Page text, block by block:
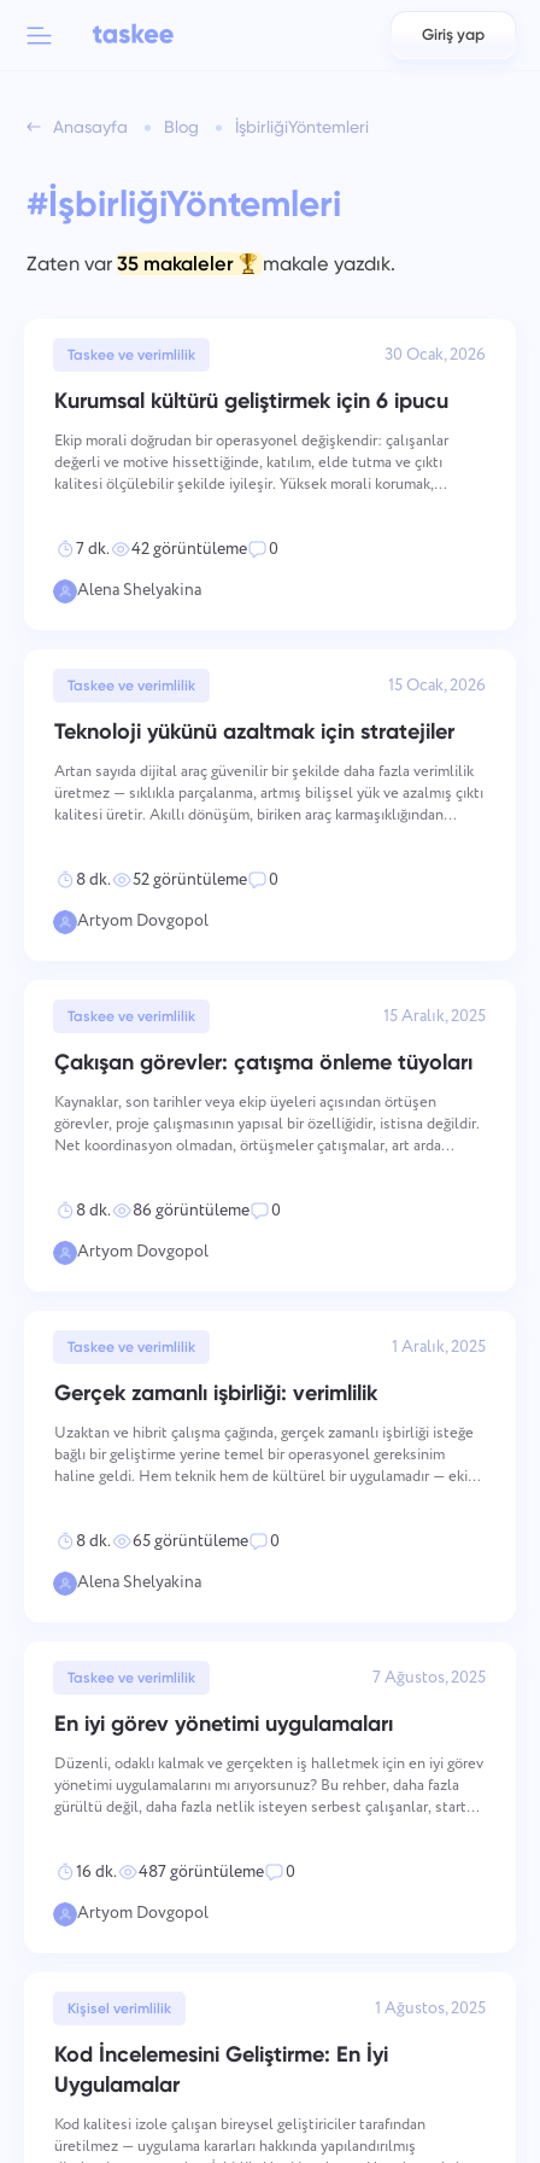
العربية
Azərbaycan
日本語
Deutsch
Español
हिन्दी
Italiano
中文 (中国)
Русский
Oʻzbek
Giriş yap
Anasayfa Blog İşbirliğiYöntemleri
#İşbirliğiYöntemleri
Zaten var 35 makaleler makale yazdık.
Taskee ve verimlilik 30 Ocak, 2026
Kurumsal kültürü geliştirmek için 6 ipucu
Ekip morali doğrudan bir operasyonel değişkendir: çalışanlar
değerli ve motive hissettiğinde, katılım, elde tutma ve çıktı
kalitesi ölçülebilir şekilde iyileşir. Yüksek morali korumak,
7 dk. 42 görüntüleme
0
Alena Shelyakina
Taskee ve verimlilik 15 Ocak, 2026
Teknoloji yükünü azaltmak için stratejiler
Artan sayıda dijital araç güvenilir bir şekilde daha fazla verimlilik
üretmez — sıklıkla parçalanma, artmış bilişsel yük ve azalmış çıktı
kalitesi üretir. Akıllı dönüşüm, biriken araç karmaşıklığından
8 dk. 52 görüntüleme
0
Artyom Dovgopol
Taskee ve verimlilik 15 Aralık, 2025
Çakışan görevler: çatışma önleme tüyoları
Kaynaklar, son tarihler veya ekip üyeleri açısından örtüşen
görevler, proje çalışmasının yapısal bir özelliğidir, istisna değildir.
Net koordinasyon olmadan, örtüşmeler çatışmalar, art arda
8 dk. 86 görüntüleme
0
Artyom Dovgopol
Taskee ve verimlilik 1 Aralık, 2025
Gerçek zamanlı işbirliği: verimlilik
Uzaktan ve hibrit çalışma çağında, gerçek zamanlı işbirliği isteğe
bağlı bir geliştirme yerine temel bir operasyonel gereksinim
haline geldi. Hem teknik hem de kültürel bir uygulamadır — ekip
8 dk. 65 görüntüleme
0
Alena Shelyakina
Taskee ve verimlilik 7 Ağustos, 2025
En iyi görev yönetimi uygulamaları
Düzenli, odaklı kalmak ve gerçekten iş halletmek için en iyi görev
yönetimi uygulamalarını mı arıyorsunuz? Bu rehber, daha fazla
gürültü değil, daha fazla netlik isteyen serbest çalışanlar, startup
16 dk. 487 görüntüleme
0
Artyom Dovgopol
Kişisel verimlilik 1 Ağustos, 2025
Kod İncelemesini Geliştirme: En İyi
Uygulamalar
Kod kalitesi izole çalışan bireysel geliştiriciler tarafından
üretilmez — uygulama kararları hakkında yapılandırılmış
Taskee özellikleri
Hakkında bilgi edinin 7 daha fazla ilham verici özellik
Tüm özellikleri gör
Görev süresini izleyin, iş arkadaşlarınızı izleyin ve zamanı
manuel olarak ekleyin.
Bir görev oluşturun, iş arkadaşlarınızla üzerinde çalışın ve
tamamlandığında kapatın.
kaynakları dağıtın.
Kanban tahtası
tahtanızı büyütün
tek bir yerde yönetin.
Şirket yönetimi
Bir şirket oluşturun, kullanıcıları davet edin ve ekip
Takımlar için
Endüstriler